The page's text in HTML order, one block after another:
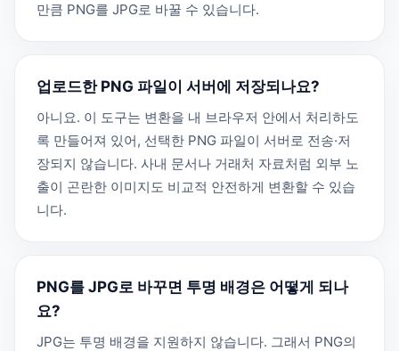
만큼 PNG를 JPG로 바꿀 수 있습니다.
업로드한 PNG 파일이 서버에 저장되나요?
아니요. 이 도구는 변환을 내 브라우저 안에서 처리하도
록 만들어져 있어, 선택한 PNG 파일이 서버로 전송·저
장되지 않습니다. 사내 문서나 거래처 자료처럼 외부 노
출이 곤란한 이미지도 비교적 안전하게 변환할 수 있습
니다.
PNG를 JPG로 바꾸면 투명 배경은 어떻게 되나
요?
JPG는 투명 배경을 지원하지 않습니다. 그래서 PNG의